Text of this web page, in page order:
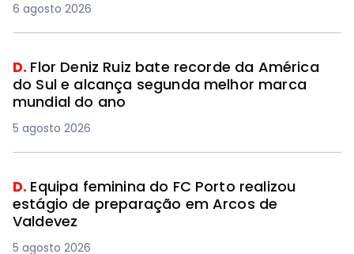
6 agosto 2026
D. Flor Deniz Ruiz bate recorde da América
do Sul e alcança segunda melhor marca
mundial do ano
5 agosto 2026
D. Equipa feminina do FC Porto realizou
estágio de preparação em Arcos de
Valdevez
5 agosto 2026